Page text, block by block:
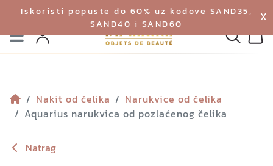
Iskoristi popuste do 60% uz kodove SAND35,
SAND40 i SAND60
X
Izbornik
Profil
Nakit od čelika
Narukvice od čelika
Aquarius narukvica od pozlaćenog čelika
Natrag